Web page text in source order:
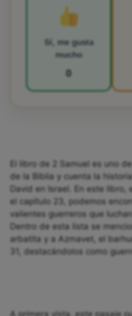
Sí, me gusta
mucho
0
El libro de 2 Samuel es uno
de la Biblia y cuenta la
David en Israel. En este
el capítulo 23, podemos
valientes guerreros que
Dentro de esta lista se
arbatita y a Azmavet, el
31, destacándolos como